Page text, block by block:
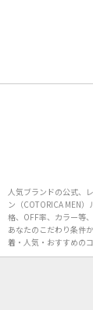
人気ブランドの公式、
ン（COTORICA MEN
格、OFF率、カラー等、
あなたのこだわり条件
着・人気・おすすめの